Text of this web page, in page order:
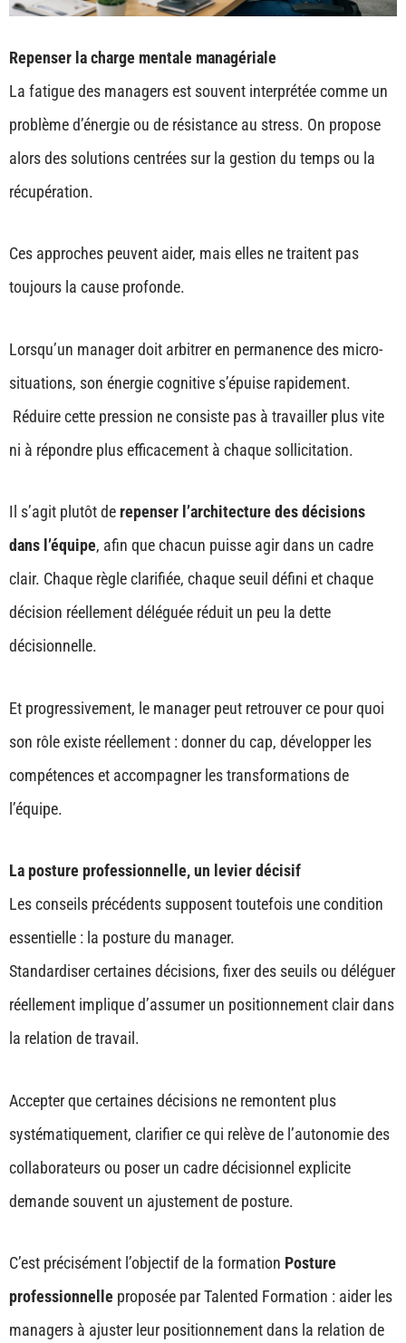
Repenser la charge mentale managériale
La fatigue des managers est souvent interprétée comme un
problème d’énergie ou de résistance au stress. On propose
alors des solutions centrées sur la gestion du temps ou la
récupération.
Ces approches peuvent aider, mais elles ne traitent pas
toujours la cause profonde.
Lorsqu’un manager doit arbitrer en permanence des micro-
situations, son énergie cognitive s’épuise rapidement.
Réduire cette pression ne consiste pas à travailler plus vite
ni à répondre plus efficacement à chaque sollicitation.
Il s’agit plutôt de repenser l’architecture des décisions
dans l’équipe, afin que chacun puisse agir dans un cadre
clair. Chaque règle clarifiée, chaque seuil défini et chaque
décision réellement déléguée réduit un peu la dette
décisionnelle.
Et progressivement, le manager peut retrouver ce pour quoi
son rôle existe réellement : donner du cap, développer les
compétences et accompagner les transformations de
l’équipe.
La posture professionnelle, un levier décisif
Les conseils précédents supposent toutefois une condition
essentielle : la posture du manager.
Standardiser certaines décisions, fixer des seuils ou déléguer
réellement implique d’assumer un positionnement clair dans
la relation de travail.
Accepter que certaines décisions ne remontent plus
systématiquement, clarifier ce qui relève de l’autonomie des
collaborateurs ou poser un cadre décisionnel explicite
demande souvent un ajustement de posture.
C’est précisément l’objectif de la formation Posture
professionnelle proposée par Talented Formation : aider les
managers à ajuster leur positionnement dans la relation de